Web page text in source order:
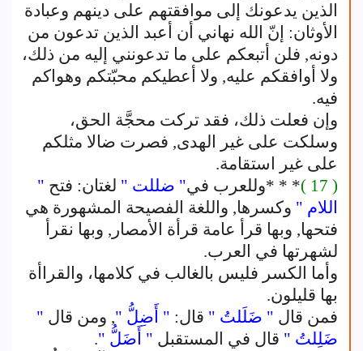
الذين يدعونك إلى موافقتهم على دينهم وعبادة
الأوثان: إنّ الله نهاني أن أعبد الذين تدعون من
دونه, فلن أتبعكم على ما تدعونني إليه من ذلك،
ولا أوافقكم عليه, ولا أعطيكم محبّتكم وهواكم
فيه.
وإن فعلت ذلك، فقد تركت محجَّة الحق،
وسلكت على غير الهدى, فصرت ضالا مثلكم
على غير استقامة.
( 17 )
* * *وللعرب في" ضللت " لغتان: فتح "
اللام " وكسرها, واللغة الفصيحة المشهورة هي
فتحها, وبها قرأ عامة قرأة الأمصار, وبها نقرأ
لشهرتها في العرب.
وأما الكسر فليس بالغالب في كلامها، والقراأة
بها قليلون.
فمن قال " ضَلَلتُ " قال: " أَضِلُّ ", ومن قال "
ضَلِلتُ " قال في المستقبل " أَضَلُّ ".